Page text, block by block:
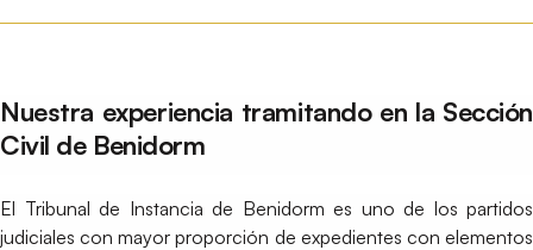
Nuestra experiencia tramitando en la Sección
Civil de Benidorm
El Tribunal de Instancia de Benidorm es uno de los partidos
judiciales con mayor proporción de expedientes con elementos